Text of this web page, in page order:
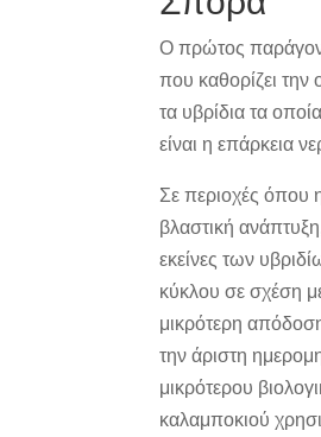
Ο πρώτος
που καθορίζει
τα υβρίδια τα
είναι η επάρκεια
Σε περιοχές όπου
βλαστική
εκείνες των
κύκλου σε σχέση
μικρότερη
την άριστη
μικρότερου
καλαμποκιού